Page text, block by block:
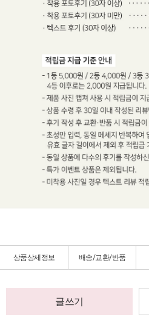
상품상세정보 배송/교환/반품
글쓰기